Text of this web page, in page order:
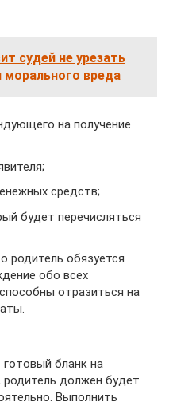
судей не урезать
морального вреда
на получение
средств;
будет перечисляться
родитель обязуется
обо всех
отразиться на
бланк на
должен будет
Выполнить